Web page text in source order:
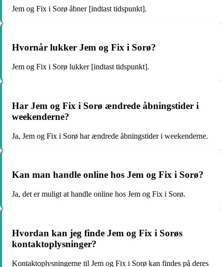
Jem og Fix i Sorø åbner [indtast tidspunkt].
Hvornår lukker Jem og Fix i Sorø?
Jem og Fix i Sorø lukker [indtast tidspunkt].
Har Jem og Fix i Sorø ændrede åbningstider i
weekenderne?
Ja, Jem og Fix i Sorø har ændrede åbningstider i weekenderne.
Kan man handle online hos Jem og Fix i Sorø?
Ja, det er muligt at handle online hos Jem og Fix i Sorø.
Hvordan kan jeg finde Jem og Fix i Sorøs
kontaktoplysninger?
Kontaktoplysningerne til Jem og Fix i Sorø kan findes på deres